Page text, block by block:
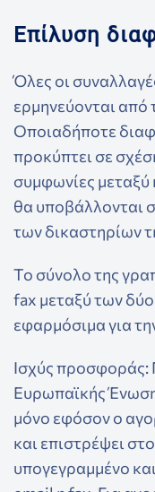
Επίλυση
Όλες οι
ερμηνεύονται από
Οποιαδήποτε
προκύπτει σε
συμφωνίες
θα υποβάλλονται
των δικαστηρίων
Το σύνολο της
fax μεταξύ των δύο
εφαρμόσιμα για
Ισχύς προσφοράς:
Ευρωπαϊκής
μόνο εφόσον ο
και επιστρέψει
υπογεγραμμένο